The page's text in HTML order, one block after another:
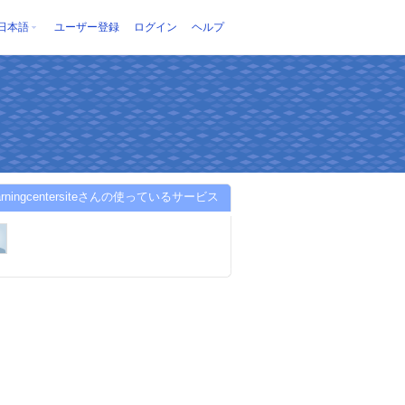
本語 ユーザー登録 ログイン ヘルプ
さんの使っているサービス